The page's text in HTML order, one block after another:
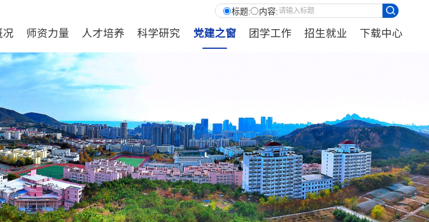
标题: 内容:
况 师资力量 人才培养 科学研究 党建之窗 团学工作 招生就业 下载中心